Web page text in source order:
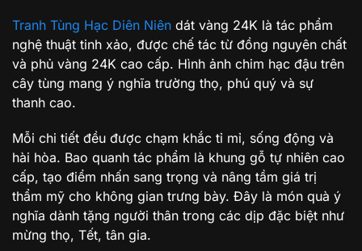
Tranh Tùng Hạc Diên Niên dát vàng 24K là tác phẩm
nghệ thuật tinh xảo, được chế tác từ đồng nguyên chất
và phủ vàng 24K cao cấp. Hình ảnh chim hạc đậu trên
cây tùng mang ý nghĩa trường thọ, phú quý và sự
thanh cao.
Mỗi chi tiết đều được chạm khắc tỉ mỉ, sống động và
hài hòa. Bao quanh tác phẩm là khung gỗ tự nhiên cao
cấp, tạo điểm nhấn sang trọng và nâng tầm giá trị
thẩm mỹ cho không gian trưng bày. Đây là món quà ý
nghĩa dành tặng người thân trong các dịp đặc biệt như
mừng thọ, Tết, tân gia.